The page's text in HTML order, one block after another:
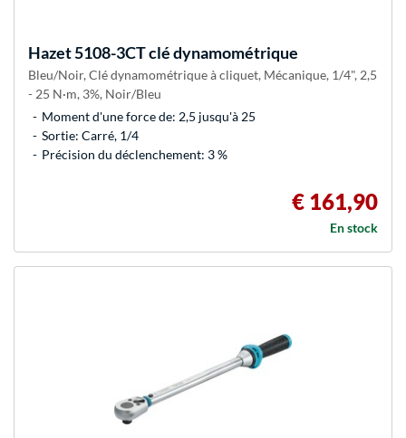
Hazet5108-3CT clé dynamométrique
Bleu/Noir, Clé dynamométrique à cliquet, Mécanique, 1/4", 2,5
- 25 N·m, 3%, Noir/Bleu
Moment d'une force de: 2,5 jusqu'à 25
Sortie: Carré, 1/4
Précision du déclenchement: 3 %
€ 161,90
En stock